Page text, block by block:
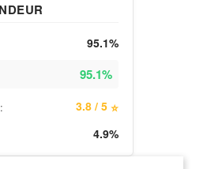
95.1%
95.1%
3.8 / 5 ⭐
4.9%